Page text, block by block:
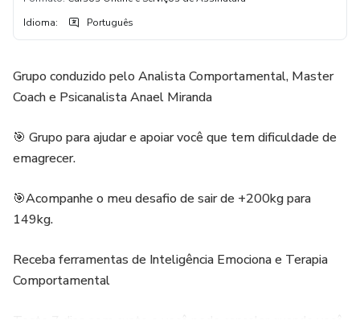
Idioma: Português
Grupo conduzido pelo Analista Comportamental, Master
Coach e Psicanalista Anael Miranda
🎯 Grupo para ajudar e apoiar você que tem dificuldade de
emagrecer.
🎯Acompanhe o meu desafio de sair de +200kg para
149kg.
Receba ferramentas de Inteligência Emociona e Terapia
Comportamental